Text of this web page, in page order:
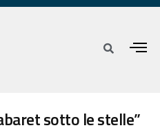
sotto le stelle”